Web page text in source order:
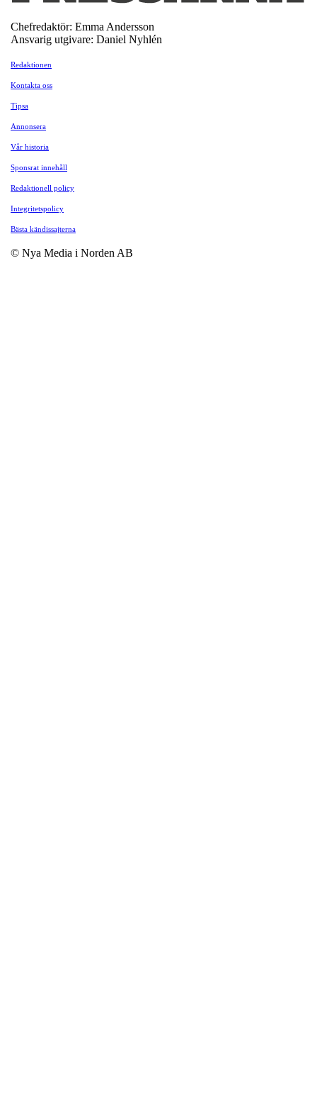
Chefredaktör: Emma Andersson
Ansvarig utgivare: Daniel Nyhlén
Redaktionen
Kontakta oss
Tipsa
Annonsera
Vår historia
Sponsrat innehåll
Redaktionell policy
Integritetspolicy
Bästa kändissajterna
© Nya Media i Norden AB